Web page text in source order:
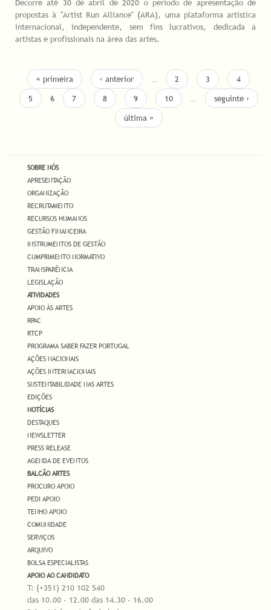
propostas à "Artist Run Alliance" (ARA), uma plataforma artística
internacional, independente, sem fins lucrativos, dedicada a
artistas e profissionais na área das artes.
PÁGINAS« primeira ‹ anterior 2 3
4
5
6 7 8 9 10
seguinte ›
última »
SOBRE NÓS
APRESENTAÇÃO
ORGANIZAÇÃO
RECRUTAMENTO
RECURSOS HUMANOS
GESTÃO FINANCEIRA
INSTRUMENTOS DE GESTÃO
CUMPRIMENTO NORMATIVO
TRANSPARÊNCIA
LEGISLAÇÃO
ATIVIDADES
APOIO ÀS ARTES
RPAC
RTCP
PROGRAMA SABER FAZER PORTUGAL
AÇÕES NACIONAIS
AÇÕES INTERNACIONAIS
SUSTENTABILIDADE NAS ARTES
EDIÇÕES
NOTÍCIAS
DESTAQUES
NEWSLETTER
PRESS RELEASE
AGENDA DE EVENTOS
BALCÃO ARTES
PROCURO APOIO
PEDI APOIO
TENHO APOIO
COMUNIDADE
SERVIÇOS
ARQUIVO
BOLSA ESPECIALISTAS
APOIO AO CANDIDATO
T: (+351) 210 102 540
das 10.00 - 12.00 das 14.30 - 16.00